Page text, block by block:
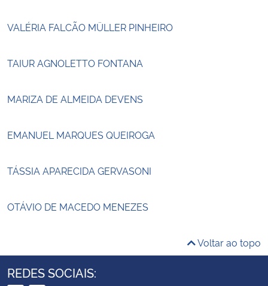
VALÉRIA FALCÃO MÜLLER PINHEIRO
TAIUR AGNOLETTO FONTANA
MARIZA DE ALMEIDA DEVENS
EMANUEL MARQUES QUEIROGA
TÁSSIA APARECIDA GERVASONI
OTÁVIO DE MACEDO MENEZES
Voltar ao topo
REDES SOCIAIS: